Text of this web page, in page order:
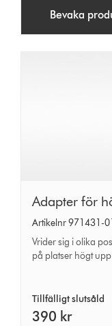
Bevaka
Adapter
för
höga
platser
Adapter för
Artikelnr 971431-01
Vrider sig i olika
på platser högt
Tillfälligt slutsåld
390 kr